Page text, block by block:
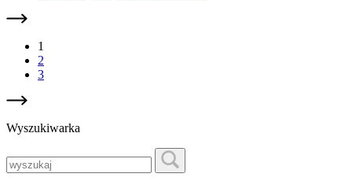
1
2
3
Wyszukiwarka